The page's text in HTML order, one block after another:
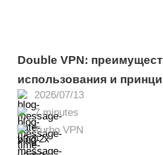
2026/07/13
7 minutes
Turbo VPN
Double VPN:
использования и